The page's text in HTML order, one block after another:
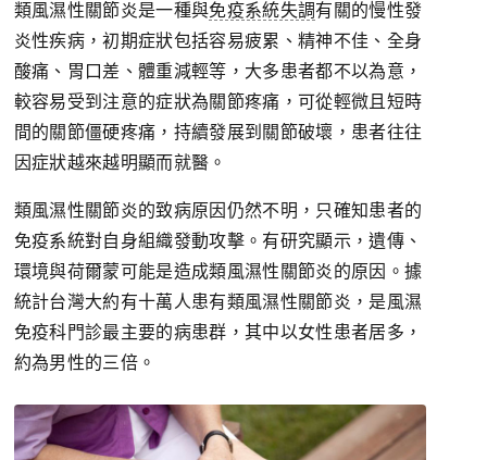
類風濕性關節炎是一種與免疫系統失調有關的慢性發
炎性疾病，初期症狀包括容易疲累、精神不佳、全身
酸痛、胃口差、體重減輕等，大多患者都不以為意，
較容易受到注意的症狀為關節疼痛，可從輕微且短時
間的關節僵硬疼痛，持續發展到關節破壞，患者往往
因症狀越來越明顯而就醫。
類風濕性關節炎的致病原因仍然不明，只確知患者的
免疫系統對自身組織發動攻擊。有研究顯示，遺傳、
環境與荷爾蒙可能是造成類風濕性關節炎的原因。據
統計台灣大約有十萬人患有類風濕性關節炎，是風濕
免疫科門診最主要的病患群，其中以女性患者居多，
約為男性的三倍。